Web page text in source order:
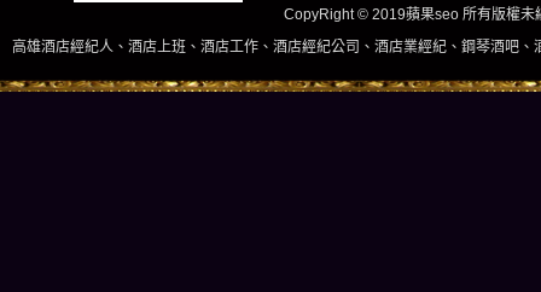
CopyRight © 2019蘋果seo 所有版權未
人、酒店上班、酒店工作、酒店經紀公司、酒店業經紀、鋼琴酒吧、酒店小姐